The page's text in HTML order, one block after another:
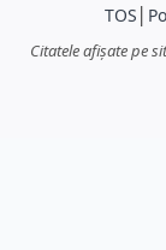
TOS
Citatele afișate pe